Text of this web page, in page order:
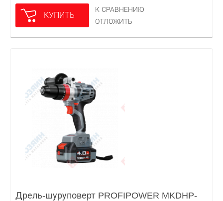
КУПИТЬ
К СРАВНЕНИЮ
ОТЛОЖИТЬ
Дрель-шуруповерт PROFIPOWER MKDHP-